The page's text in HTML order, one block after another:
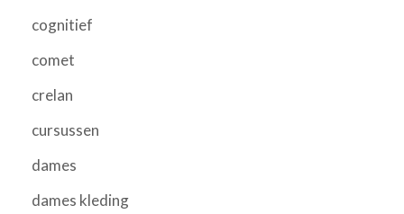
cognitief
comet
crelan
cursussen
dames
dames kleding